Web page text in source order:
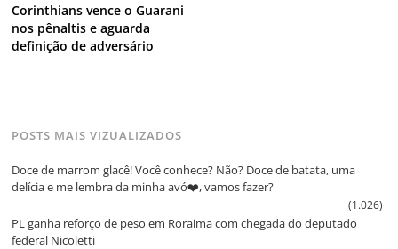
Corinthians vence o Guarani
nos pênaltis e aguarda
definição de adversário
POSTS MAIS VIZUALIZADOS
Doce de marrom glacê! Você conhece? Não? Doce de batata, uma
delícia e me lembra da minha avó❤️, vamos fazer?
(1.026)
PL ganha reforço de peso em Roraima com chegada do deputado
federal Nicoletti